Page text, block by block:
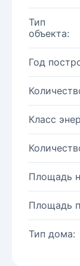
Тип
объекта:
Год
Класс
Площадь
Площадь
Тип дома: